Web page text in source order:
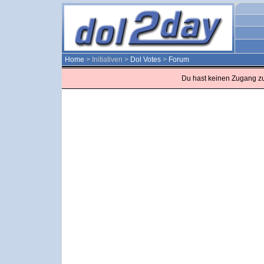
Home > Initiativen > Dol Votes > Forum
Du hast keinen Zugang